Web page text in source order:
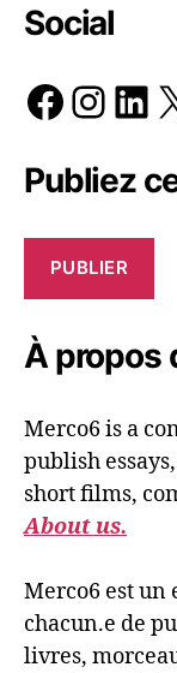
Social
Publiez
PUBLIER
À propos
Merco6 is a
publish
short films,
About us.
Merco6 est un
chacun.e de
livres,